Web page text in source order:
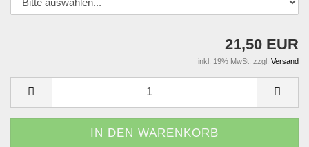
21,50 EUR
inkl. 19% MwSt. zzgl. Versand